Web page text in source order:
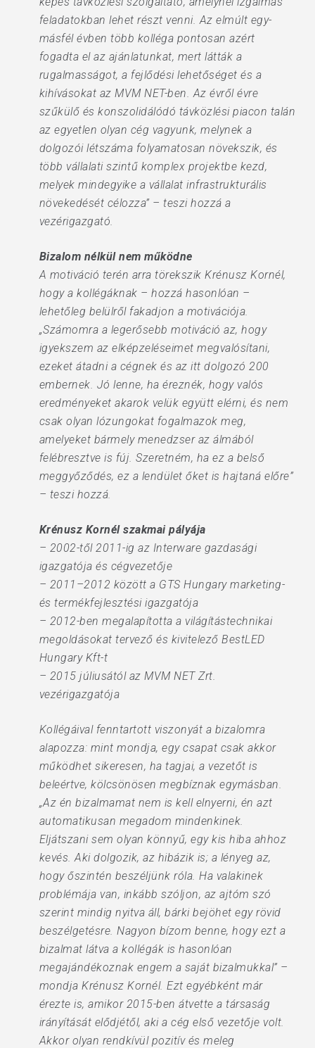
feladatokban lehet részt venni. Az elmúlt egy-
másfél évben több kolléga pontosan azért
fogadta el az ajánlatunkat, mert látták a
rugalmasságot, a fejlődési lehetőséget és a
kihívásokat az MVM NET-ben. Az évről évre
szűkülő és konszolidálódó távközlési piacon talán
az egyetlen olyan cég vagyunk, melynek a
dolgozói létszáma folyamatosan növekszik, és
több vállalati szintű komplex projektbe kezd,
melyek mindegyike a vállalat infrastrukturális
növekedését célozza” – teszi hozzá a
vezérigazgató.
Bizalom nélkül nem működne
A motiváció terén arra törekszik Krénusz Kornél,
hogy a kollégáknak – hozzá hasonlóan –
lehetőleg belülről fakadjon a motivációja.
„Számomra a legerősebb motiváció az, hogy
igyekszem az elképzeléseimet megvalósítani,
ezeket átadni a cégnek és az itt dolgozó 200
embernek. Jó lenne, ha éreznék, hogy valós
eredményeket akarok velük együtt elérni, és nem
csak olyan lózungokat fogalmazok meg,
amelyeket bármely menedzser az álmából
felébresztve is fúj. Szeretném, ha ez a belső
meggyőződés, ez a lendület őket is hajtaná előre”
– teszi hozzá.
Krénusz Kornél szakmai pályája
– 2002-től 2011-ig az Interware gazdasági
igazgatója és cégvezetője
– 2011–2012 között a GTS Hungary marketing-
és termékfejlesztési igazgatója
– 2012-ben megalapította a világítástechnikai
megoldásokat tervező és kivitelező BestLED
Hungary Kft-t
– 2015 júliusától az MVM NET Zrt.
vezérigazgatója
Kollégáival fenntartott viszonyát a bizalomra
alapozza: mint mondja, egy csapat csak akkor
működhet sikeresen, ha tagjai, a vezetőt is
beleértve, kölcsönösen megbíznak egymásban.
„Az én bizalmamat nem is kell elnyerni, én azt
automatikusan megadom mindenkinek.
Eljátszani sem olyan könnyű, egy kis hiba ahhoz
kevés. Aki dolgozik, az hibázik is; a lényeg az,
hogy őszintén beszéljünk róla. Ha valakinek
problémája van, inkább szóljon, az ajtóm szó
szerint mindig nyitva áll, bárki bejöhet egy rövid
beszélgetésre. Nagyon bízom benne, hogy ezt a
bizalmat látva a kollégák is hasonlóan
megajándékoznak engem a saját bizalmukkal” –
mondja Krénusz Kornél. Ezt egyébként már
érezte is, amikor 2015-ben átvette a társaság
irányítását elődjétől, aki a cég első vezetője volt.
Akkor olyan rendkívül pozitív és meleg